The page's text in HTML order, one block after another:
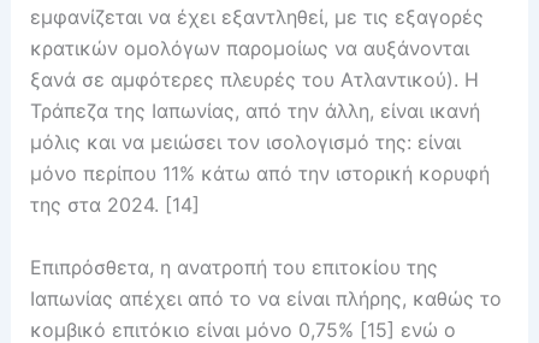
εμφανίζεται να έχει εξαντληθεί, με τις εξαγορές
κρατικών ομολόγων παρομοίως να αυξάνονται
ξανά σε αμφότερες πλευρές του Ατλαντικού). Η
Τράπεζα της Ιαπωνίας, από την άλλη, είναι ικανή
μόλις και να μειώσει τον ισολογισμό της: είναι
μόνο περίπου 11% κάτω από την ιστορική κορυφή
της στα 2024. [14]
Επιπρόσθετα, η ανατροπή του επιτοκίου της
Ιαπωνίας απέχει από το να είναι πλήρης, καθώς το
κομβικό επιτόκιo είναι μόνο 0,75% [15] ενώ ο